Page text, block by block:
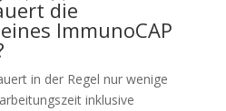
die
ImmunoCAP
in der Regel nur wenige
inklusive